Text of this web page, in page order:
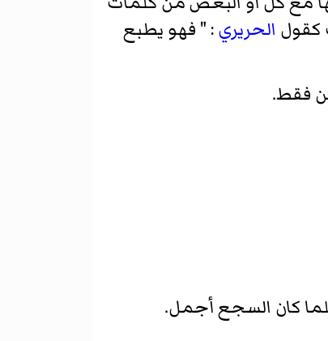
كقول الحريري: " فهو يطبع
فقط.
كان السجع أجمل.